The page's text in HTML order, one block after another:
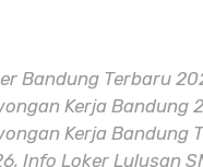
Bandung Terbaru
Kerja Bandung
Kerja Bandung
Info Loker Lulusan